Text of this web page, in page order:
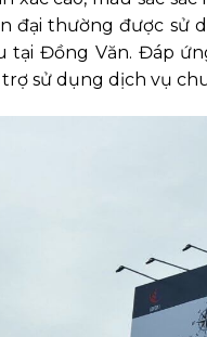
đại thường được
tại Đồng Văn. Đáp
sử dụng dịch vụ